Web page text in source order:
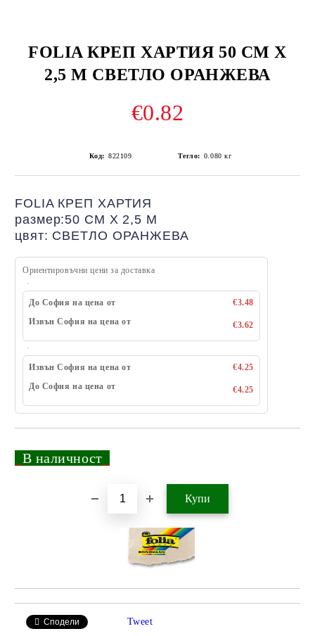
FOLIA КРЕП ХАРТИЯ 50 СМ Х
2,5 М СВЕТЛО ОРАНЖЕВА
€0.82
Код: 822109 Тегло: 0.080 кг
FOLIA КРЕП ХАРТИЯ
размер:50 СМ Х 2,5 М
цвят: СВЕТЛО ОРАНЖЕВА
Ориентировъчни цени за доставка
До София на цена от
€3.48
Извън София на цена от
€3.62
Извън София на цена от
€4.25
До София на цена от
€4.25
В наличност
Сподели Tweet